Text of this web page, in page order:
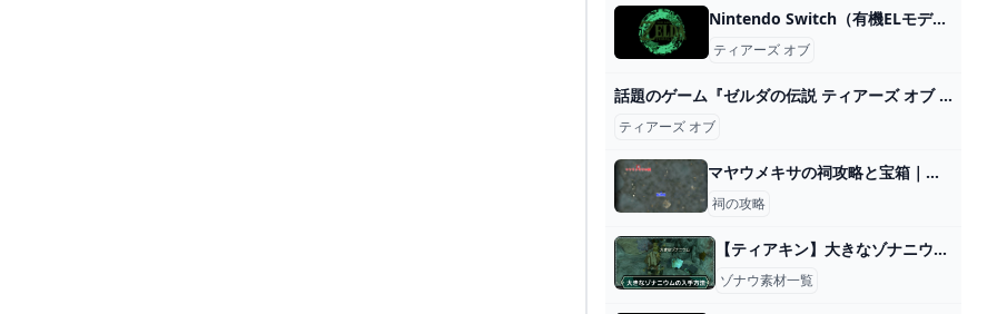
Nintendo Switch（有機ELモデル） ゼルダの伝説 ティアーズ オブ ザ キングダムエディション 商品詳細 マイ・グリーンスタンプ ポイントサービス
ティアーズ オブ
話題のゲーム『ゼルダの伝説 ティアーズ オブ ザ キングダム』レビュー。『ティアキン』がもたらす複層的で緩慢な時間｜Tokyo Art Beat
ティアーズ オブ
マヤウメキサの祠攻略と宝箱｜跳ね上がるちから
祠の攻略
【ティアキン】大きなゾナニウムの入手方法と使い道【ゼルダの伝説ティアーズオブザキングダム】
ゾナウ素材一覧